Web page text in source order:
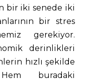
bir iki senede iki
bir stres
gerekiyor.
derinlikleri
hızlı şekilde
buradaki